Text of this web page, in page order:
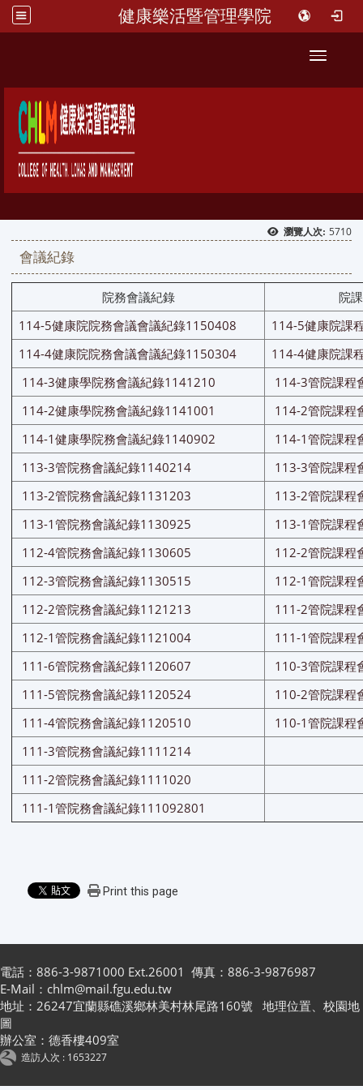
健康樂活暨管理學院
Toggle
瀏覽人次: 5710
會議紀錄
院務會議紀錄
院
114-5健康院院務會議會議紀錄1150408
114-5健康院課
114-4健康院院務會議會議紀錄1150304
114-4健康院課
114-3健康學院務會議紀錄1141210
114-3管院課程
114-2健康學院務會議紀錄1141001
114-2管院課程
114-1健康學院務會議紀錄1140902
114-1管院課程
113-3管院務會議紀錄1140214
113-3管院課程
113-2管院務會議紀錄1131203
113-2管院課程
113-1管院務會議紀錄1130925
113-1管院課程
112-4管院務會議紀錄1130605
112-2管院課程
112-3管院務會議紀錄1130515
112-1管院課程
112-2管院務會議紀錄1121213
111-2管院課程
112-1管院務會議紀錄1121004
111-1管院課程
111-6管院務會議紀錄1120607
110-3管院課程
111-5管院務會議紀錄1120524
110-2管院課程
111-4管院務會議紀錄1120510
110-1管院課程
111-3管院務會議紀錄1111214
111-2管院務會議紀錄1111020
111-1管院務會議紀錄111092801
Print this page
電話：886-3-9871000 Ext.26001 傳真：886-3-9876987
E-Mail：chlm@mail.fgu.edu.tw
地址：26247宜蘭縣礁溪鄉林美村林尾路160號 地理位置、 校園地
圖
辦公室：德香樓409室
造訪人次 : 1653227